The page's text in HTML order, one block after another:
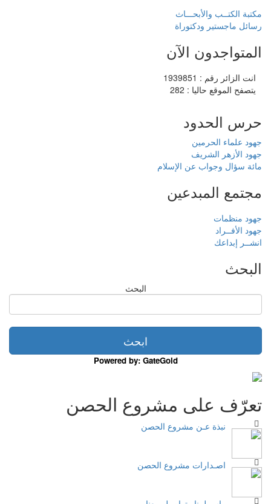
مكتبة الكتــب والأبحـــاث
رسائل ماجستير ودكتوراة
المتواجدون الآن
انت الزائر رقم : 1939851
يتصفح الموقع حاليا : 282
حرس الحدود
جهود علماء الحرمين
جهود الأزهر الشريف
مائة سؤال وجواب عن الإسلام
مجتمع المبدعين
جهود منظمات
جهود الأفــراد
انشــر إبداعك
البحث
البحث
Powered by: GateGold
تعرّف على مشروع الحصن
نبذة عـن مشروع الحصن
اصـدارات مشروع الحصن